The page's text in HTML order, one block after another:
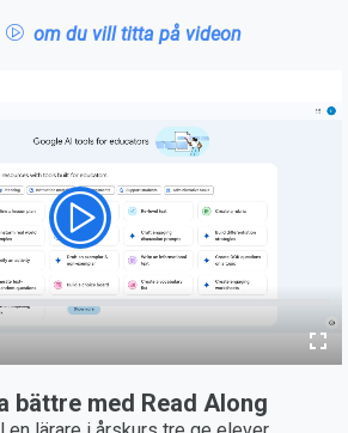
om du vill titta på videon
bättre med Read Along